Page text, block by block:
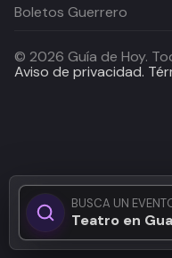
BUSCA UN
Teatro en
Boletos Guerrero
© 2026 Guía de Hoy.
Aviso de privacidad.